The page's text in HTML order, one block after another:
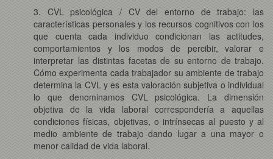
3. CVL psicológica / CV del entorno de trabajo: las
características personales y los recursos cognitivos con los
que cuenta cada individuo condicionan las actitudes,
comportamientos y los modos de percibir, valorar e
interpretar las distintas facetas de su entorno de trabajo.
Cómo experimenta cada trabajador su ambiente de trabajo
determina la CVL y es esta valoración subjetiva o individual
lo que denominamos CVL psicológica. La dimensión
objetiva de la vida laboral correspondería a aquellas
condiciones físicas, objetivas, o intrínsecas al puesto y al
medio ambiente de trabajo dando lugar a una mayor o
menor calidad de vida laboral.